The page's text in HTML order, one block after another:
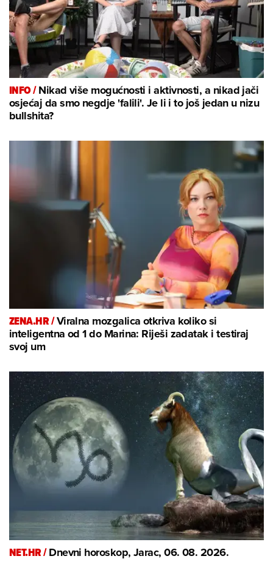
INFO /Nikad više mogućnosti i aktivnosti, a nikad jači
osjećaj da smo negdje 'falili'. Je li i to još jedan u nizu
bullshita?
ZENA.HR /Viralna mozgalica otkriva koliko si
inteligentna od 1 do Marina: Riješi zadatak i testiraj
svoj um
NET.HR /Dnevni horoskop, Jarac, 06. 08. 2026.